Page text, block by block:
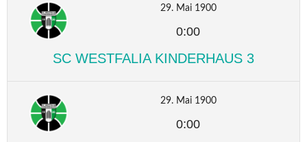
29. Mai 1900
0:00
SC WESTFALIA KINDERHAUS 3
29. Mai 1900
0:00